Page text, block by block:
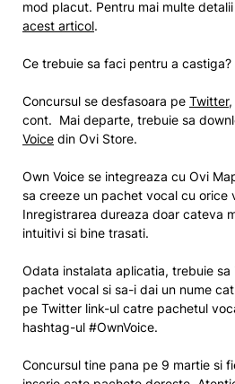
mod placut. Pentru mai multe
acest articol.
Ce trebuie sa faci pentru a castiga?
Concursul se desfasoara pe Twitter,
cont. Mai departe, trebuie sa
Voice din Ovi Store.
Own Voice se integreaza cu Ovi
sa creeze un pachet vocal cu orice
Inregistrarea dureaza doar cateva
intuitivi si bine trasati.
Odata instalata aplicatia, trebuie
pachet vocal si sa-i dai un nume
pe Twitter link-ul catre pachetul
hashtag-ul #OwnVoice.
Concursul tine pana pe 9 martie si